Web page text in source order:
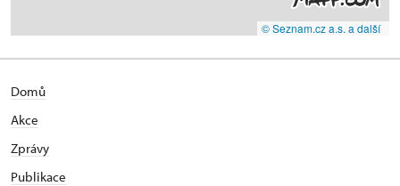
© Seznam.cz a.s. a další
Domů
Akce
Zprávy
Publikace